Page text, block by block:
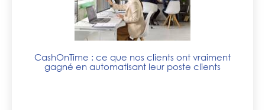
CashOnTime : ce que nos clients ont vraiment
gagné en automatisant leur poste clients